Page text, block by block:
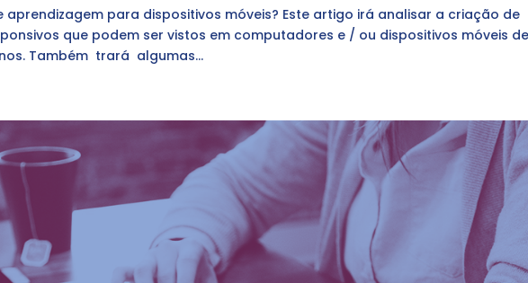
aprendizagem para dispositivos móveis? Este artigo irá analisar a criação de
que podem ser vistos em computadores e / ou dispositivos móveis
Também trará algumas...